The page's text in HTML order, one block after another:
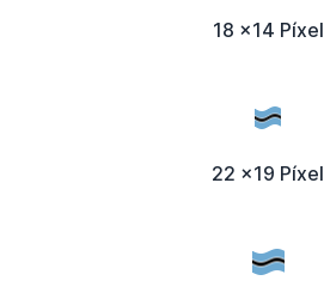
18 x14 Píxel
22 x19 Píxel